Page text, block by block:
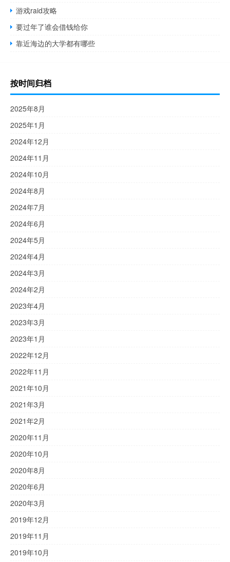
游戏raid攻略
要过年了谁会借钱给你
靠近海边的大学都有哪些
按时间归档
2025年8月
2025年1月
2024年12月
2024年11月
2024年10月
2024年8月
2024年7月
2024年6月
2024年5月
2024年4月
2024年3月
2024年2月
2023年4月
2023年3月
2023年1月
2022年12月
2022年11月
2021年10月
2021年3月
2021年2月
2020年11月
2020年10月
2020年8月
2020年6月
2020年3月
2019年12月
2019年11月
2019年10月